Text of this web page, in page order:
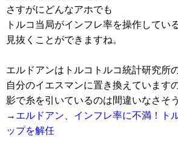
さすがにどんなアホでも
トルコ当局がインフレ率を操作してい
見抜くことができますね。
エルドアンはトルコトルコ統計研究所
自分のイエスマンに置き換えています
影で糸を引いているのは間違いなさそ
→ エルドアン、インフレ率に不満！ト
ップを解任